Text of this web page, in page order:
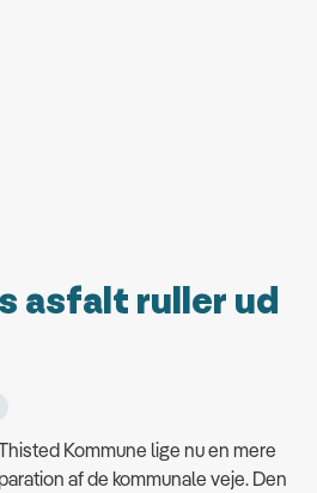
asfalt ruller ud
Kommune lige nu en mere
af de kommunale veje. Den